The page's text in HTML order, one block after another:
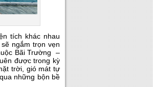
tích khác nhau
ngắm trọn vẹn
Bãi Trường –
được trong kỳ
trời, gió mát tự
những bộn bề